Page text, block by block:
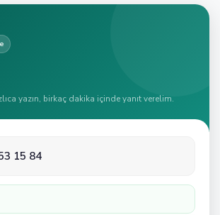
yazın, birkaç dakika içinde yanıt verelim.
15 84